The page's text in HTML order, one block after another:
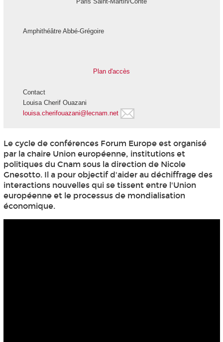
Amphithéâtre Abbé-Grégoire
Plan d'accès
Contact
Louisa Cherif Ouazani
louisa.cherifouazani@lecnam.net
Le cycle de conférences Forum Europe est organisé
par la chaire Union européenne, institutions et
politiques du Cnam sous la direction de Nicole
Gnesotto. Il a pour objectif d'aider au déchiffrage des
interactions nouvelles qui se tissent entre l'Union
européenne et le processus de mondialisation
économique.